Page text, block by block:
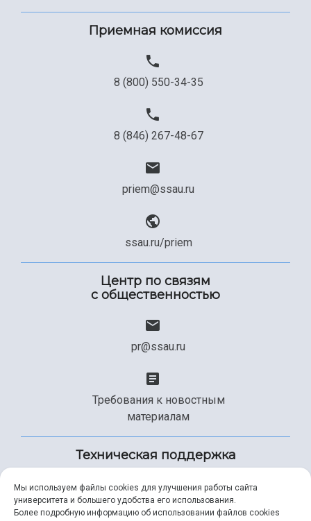
Приемная комиссия
8 (800) 550-34-35
8 (846) 267-48-67
priem@ssau.ru
ssau.ru/priem
Центр по связям
с общественностью
pr@ssau.ru
Требования к новостным
материалам
Техническая поддержка
+7 (846) 267-49-99
Мы используем файлы cookies для улучшения работы сайта
университета и большего удобства его использования.
Более подробную информацию об использовании файлов cookies